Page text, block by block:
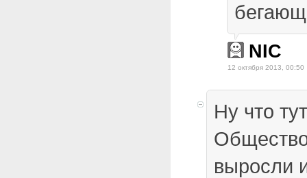
NIC
12 октября 2013, 00:50
Ну что
выросли